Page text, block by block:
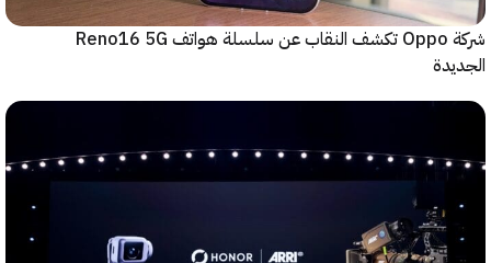
شركة Oppo تكشف النقاب عن سلسلة هواتف Reno16 5G